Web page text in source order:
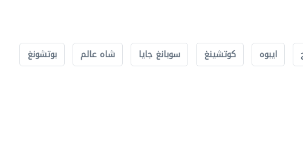
ايبوه كوتشينغ سوبانغ جايا شاه عالم بوتشونغ